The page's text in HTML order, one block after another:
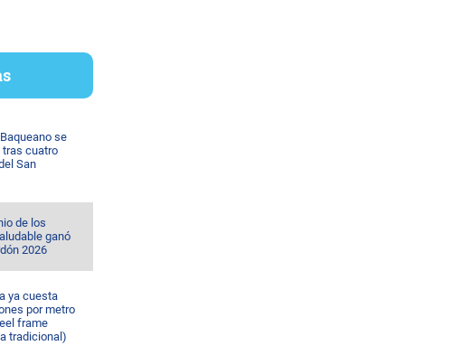
se
tras cuatro
San
de los
ganó
2026
ya cuesta
por metro
frame
tradicional)